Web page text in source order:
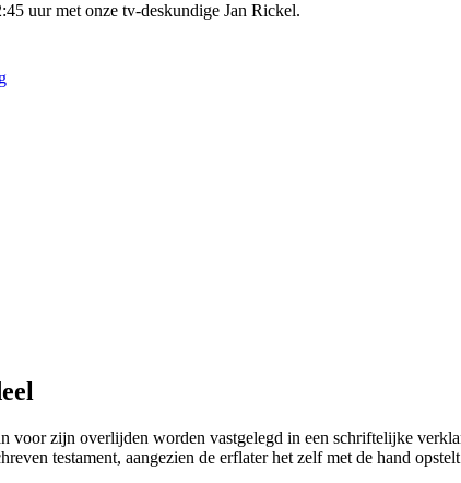
uur met onze tv-deskundige Jan Rickel.
voor zijn overlijden worden vastgelegd in een schriftelijke
testament, aangezien de erflater het zelf met de hand